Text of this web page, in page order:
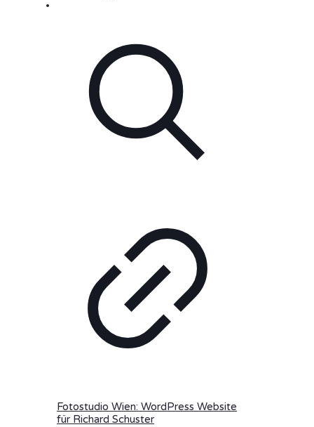
Fotostudio Wien: WordPress Website
für Richard Schuster